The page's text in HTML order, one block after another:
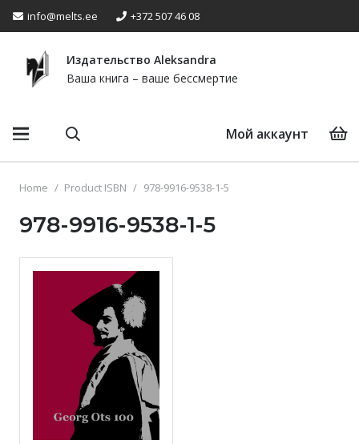
info@melts.ee +372 507 46 08
Издательство Аleksandra
Ваша книга – ваше бессмертие
Мой аккаунт
Home / Product ISBN / 978-9916-9538-1-5
978-9916-9538-1-5